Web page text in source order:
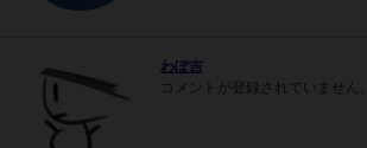
わぽ吉
コメントが登録されていません。